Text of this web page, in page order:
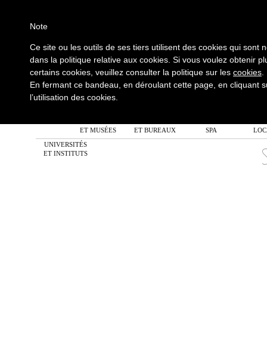
une
ET MUSÉES
ET BUREAUX
SPA
UNIVERSITÉS
ET INSTITUTS
Note
Ce site ou les outils de ses tiers utilisent des cookies qui
dans la politique relative aux cookies. Si vous voulez obtenir
certains cookies, veuillez consulter la politique sur les cookies
En fermant ce bandeau, en déroulant cette page, en cliquant
l’utilisation des cookies.